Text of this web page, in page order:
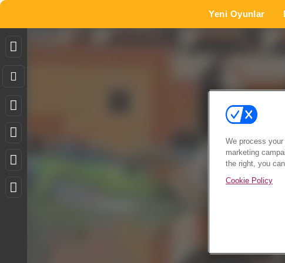
Yeni Oyunlar
We process
marketing
the right, you
Cookie Policy